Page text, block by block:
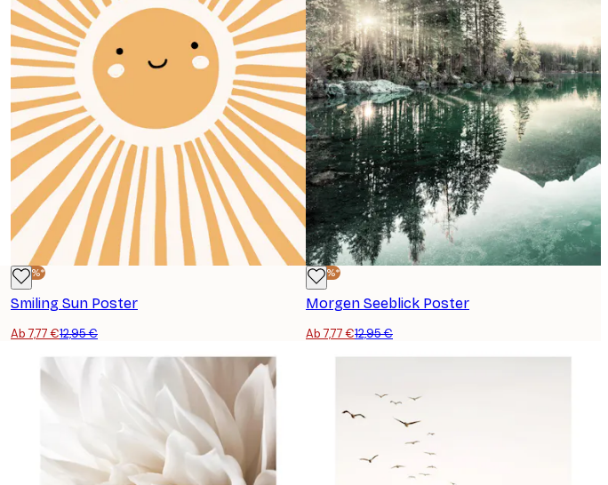
-40%*
Smiling Sun Poster
Ab 7,77 €12,95 €
-40%*
Morgen Seeblick Poster
Ab 7,77 €12,95 €